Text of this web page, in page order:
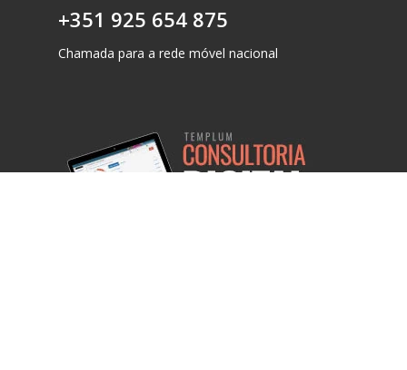
+351 925 654 875
Chamada para a rede móvel nacional